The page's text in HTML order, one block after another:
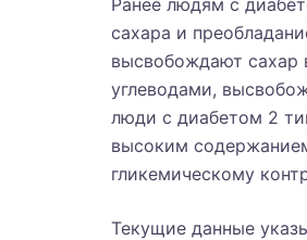
Ранее людям с
сахара и
высвобождают сахар
углеводами,
люди с диабетом 2
высоким
гликемическому
Текущие данные